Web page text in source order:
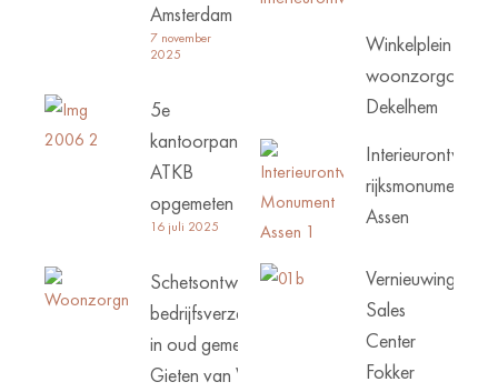
Amsterdam
7 november
2025
5e
kantoorpand
ATKB
opgemeten
16 juli 2025
Schetsontwerp
bedrijfsverzamelgebouw
in oud gemeentehuis
Gieten van Woonzorg
Winkelplein
Dekelhem
Interieurontwerp
rijksmonument
Assen
Vernieuwing
Sales
Center
Fokker